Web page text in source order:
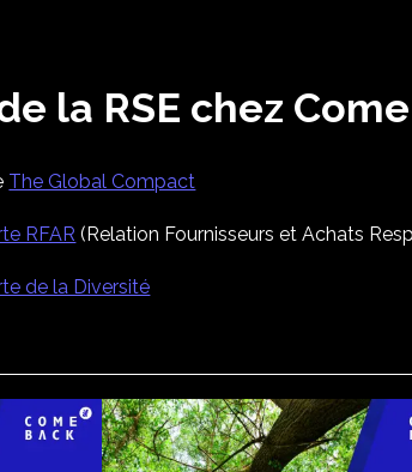
la RSE chez
The Global Compact
RFAR (Relation Fournisseurs et Achats
de la Diversité